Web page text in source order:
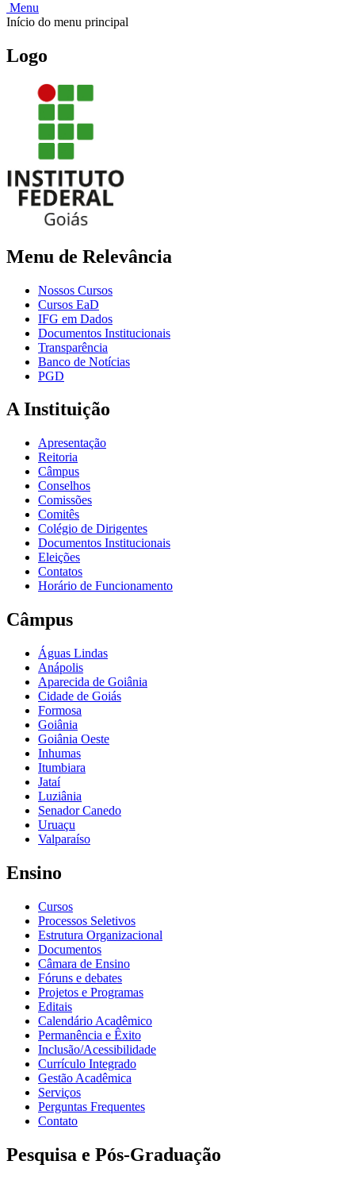
Menu
Início do menu principal
Logo
Menu de Relevância
Nossos Cursos
Cursos EaD
IFG em Dados
Documentos Institucionais
Transparência
Banco de Notícias
PGD
A Instituição
Apresentação
Reitoria
Câmpus
Conselhos
Comissões
Comitês
Colégio de Dirigentes
Documentos Institucionais
Eleições
Contatos
Horário de Funcionamento
Câmpus
Águas Lindas
Anápolis
Aparecida de Goiânia
Cidade de Goiás
Formosa
Goiânia
Goiânia Oeste
Inhumas
Itumbiara
Jataí
Luziânia
Senador Canedo
Uruaçu
Valparaíso
Ensino
Cursos
Processos Seletivos
Estrutura Organizacional
Documentos
Câmara de Ensino
Fóruns e debates
Projetos e Programas
Editais
Calendário Acadêmico
Permanência e Êxito
Inclusão/Acessibilidade
Currículo Integrado
Gestão Acadêmica
Serviços
Perguntas Frequentes
Contato
Pesquisa e Pós-Graduação